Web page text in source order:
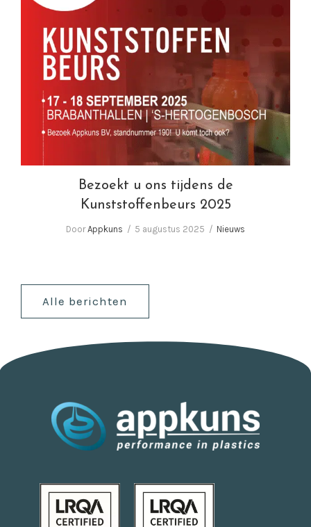
Bezoekt u ons tijdens de Kunststoffenbeurs
Bezoekt u ons tijdens de
Kunststoffenbeurs 2025
DoorAppkuns 5 augustus 2025 Nieuws
Alle berichten